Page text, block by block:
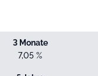
3 Monate
7,05 %